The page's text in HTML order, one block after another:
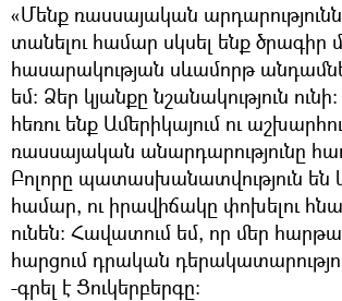
«Մենք ռասսայական
տանելու համար սկսել ենք ծրագիր
հասարակության սևամորթ
եմ։ Ձեր կյանքը նշանակություն
հեռու ենք Ամերիկայում ու
ռասսայական անարդարությունը
Բոլորը պատասխանատվություն են
համար, ու իրավիճակը փոխելու
ունեն։ Հավատում եմ, որ մեր
հարցում դրական
-գրել է Ցուկերբերգը։